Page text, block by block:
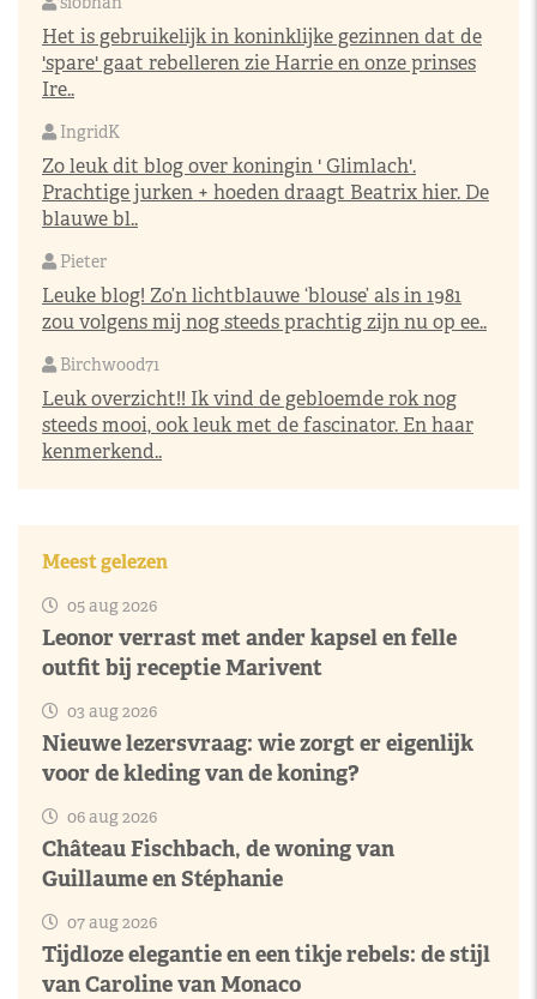
Het is gebruikelijk in koninklijke gezinnen dat de
'spare' gaat rebelleren zie Harrie en onze prinses
Ire..
IngridK
Zo leuk dit blog over koningin ' Glimlach'.
Prachtige jurken + hoeden draagt Beatrix hier. De
blauwe bl..
Pieter
Leuke blog! Zo’n lichtblauwe ‘blouse’ als in 1981
zou volgens mij nog steeds prachtig zijn nu op ee..
Birchwood71
Leuk overzicht!! Ik vind de gebloemde rok nog
steeds mooi, ook leuk met de fascinator. En haar
kenmerkend..
Meest gelezen
05 aug 2026
Leonor verrast met ander kapsel en felle
outfit bij receptie Marivent
03 aug 2026
Nieuwe lezersvraag: wie zorgt er eigenlijk
voor de kleding van de koning?
06 aug 2026
Château Fischbach, de woning van
Guillaume en Stéphanie
07 aug 2026
Tijdloze elegantie en een tikje rebels: de stijl
van Caroline van Monaco